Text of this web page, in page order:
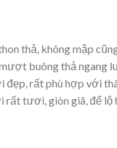
thả, không mập
buông thả ngang
rất phù hợp với
tươi, giòn giã, để lộ